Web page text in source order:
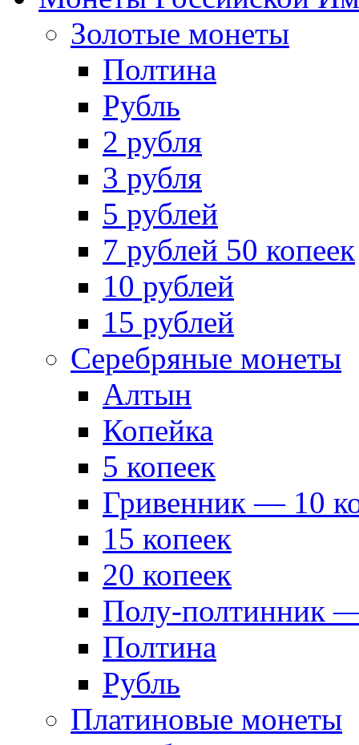
Золотые монеты
Полтина
Рубль
2 рубля
3 рубля
5 рублей
7 рублей 50 копеек
10 рублей
15 рублей
Серебряные монеты
Алтын
Копейка
5 копеек
Гривенник — 10
15 копеек
20 копеек
Полу-полтинник
Полтина
Рубль
Платиновые монеты